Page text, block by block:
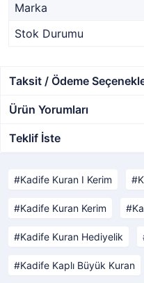
Marka
Stok Durumu
Taksit / Ödeme
Ürün Yorumları
Teklif İste
Kadife Kuran I Kerim
Kadife Kuran Kerim
Kadife Kuran Hediyelik
Kadife Kaplı Büyük Kuran